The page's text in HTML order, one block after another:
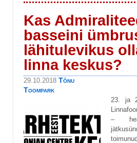
Kas
basseini
lähitulevikus
linna keskus?
29.10.2018 Tõnu
Toompark
23. ja
–